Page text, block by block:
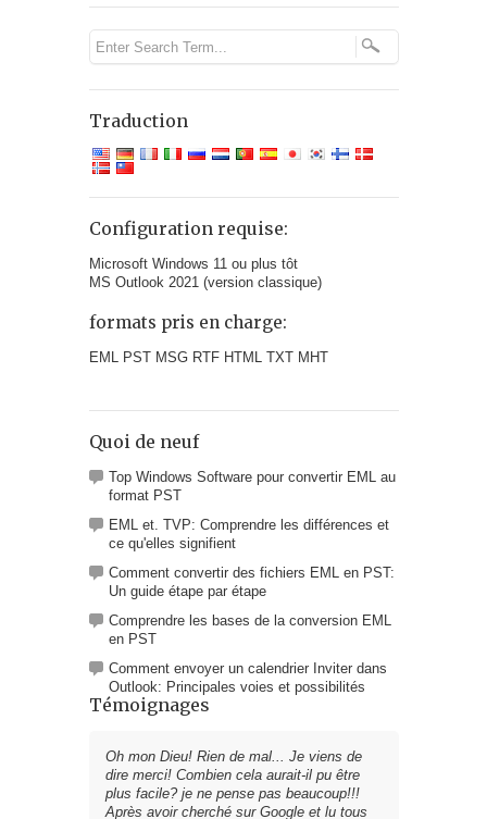
Traduction
Configuration requise:
Microsoft Windows 11 ou plus tôt
MS Outlook 2021 (version classique)
formats pris en charge:
EML PST MSG RTF HTML TXT MHT
Quoi de neuf
Top Windows Software pour convertir EML au
format PST
EML et. TVP: Comprendre les différences et
ce qu'elles signifient
Comment convertir des fichiers EML en PST:
Un guide étape par étape
Comprendre les bases de la conversion EML
en PST
Comment envoyer un calendrier Inviter dans
Outlook: Principales voies et possibilités
Témoignages
Oh mon Dieu! Rien de mal... Je viens de
dire merci! Combien cela aurait-il pu être
plus facile? je ne pense pas beaucoup!!!
Après avoir cherché sur Google et lu tous